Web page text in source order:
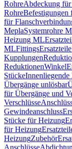
RohreAbdeckung
RohreBefestigungen
für
MeplaSystemrohre
Heizung ML
MLFittings
Kupplungen
ReduktionenWinkel
Stücke
Übergänge unlösbar
für Übergänge und
Verschlüsse
Gewindeanschluss
Stücke für Heizung
für Heizung
HeizungZubehör
Anschlüsse